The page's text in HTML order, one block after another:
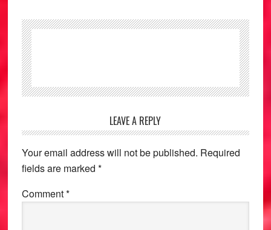
Interactions
LEAVE A REPLY
Your email address will not be published. Required
fields are marked *
Comment*